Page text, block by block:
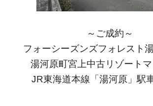
～ご成約～
フォーシーズンズフォレスト
湯河原町宮上中古リゾート
JR東海道本線「湯河原」駅